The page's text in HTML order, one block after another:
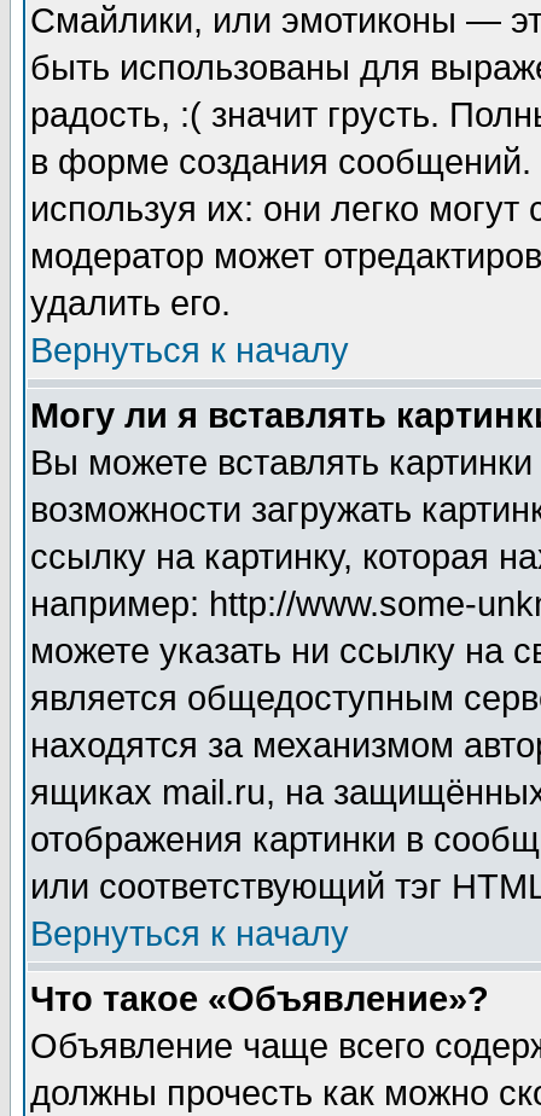
Смайлики, или эмотиконы —
быть использованы для
радость, :( значит грусть.
в форме создания сообщений.
используя их: они легко
модератор может
удалить его.
Вернуться к началу
Могу ли я вставлять
Вы можете вставлять
возможности загружать
ссылку на картинку, которая
например: http://www.some-
можете указать ни ссылку на
является общедоступным
находятся за механизмом
ящиках mail.ru, на
отображения картинки в
или соответствующий тэг
Вернуться к началу
Что такое «Объявление»?
Объявление чаще всего
должны прочесть как можно